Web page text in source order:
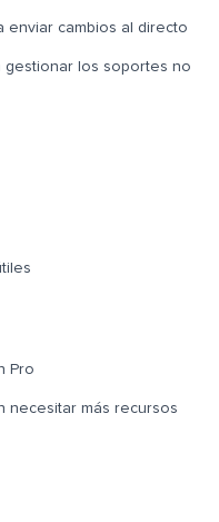
enviar cambios al directo
gestionar los soportes no
Pro
necesitar más recursos